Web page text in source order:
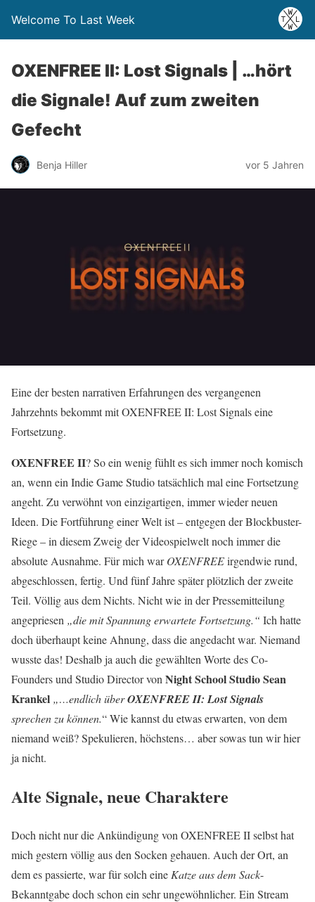
Welcome To Last Week
OXENFREE II: Lost Signals | …hört
die Signale! Auf zum zweiten
Gefecht
Benja Hiller vor 5 Jahren
Eine der besten narrativen Erfahrungen des vergangenen
Jahrzehnts bekommt mit OXENFREE II: Lost Signals eine
Fortsetzung.
OXENFREE II? So ein wenig fühlt es sich immer noch komisch
an, wenn ein Indie Game Studio tatsächlich mal eine Fortsetzung
angeht. Zu verwöhnt von einzigartigen, immer wieder neuen
Ideen. Die Fortführung einer Welt ist – entgegen der Blockbuster-
Riege – in diesem Zweig der Videospielwelt noch immer die
absolute Ausnahme. Für mich warOXENFREEirgendwie rund,
abgeschlossen, fertig. Und fünf Jahre später plötzlich der zweite
Teil. Völlig aus dem Nichts. Nicht wie in der Pressemitteilung
angepriesen „die mit Spannung erwartete Fortsetzung.“ Ich hatte
doch überhaupt keine Ahnung, dass die angedacht war. Niemand
wusste das! Deshalb ja auch die gewählten Worte des Co-
Founders und Studio Director von Night School Studio Sean
Krankel „…endlich überOXENFREE II: Lost Signals
sprechen zu können.“ Wie kannst du etwas erwarten, von dem
niemand weiß? Spekulieren, höchstens… aber sowas tun wir hier
ja nicht.
Alte Signale, neue Charaktere
Doch nicht nur die Ankündigung von OXENFREE II selbst hat
mich gestern völlig aus den Socken gehauen. Auch der Ort, an
dem es passierte, war für solch eine Katze aus dem Sack-
Bekanntgabe doch schon ein sehr ungewöhnlicher. Ein Stream